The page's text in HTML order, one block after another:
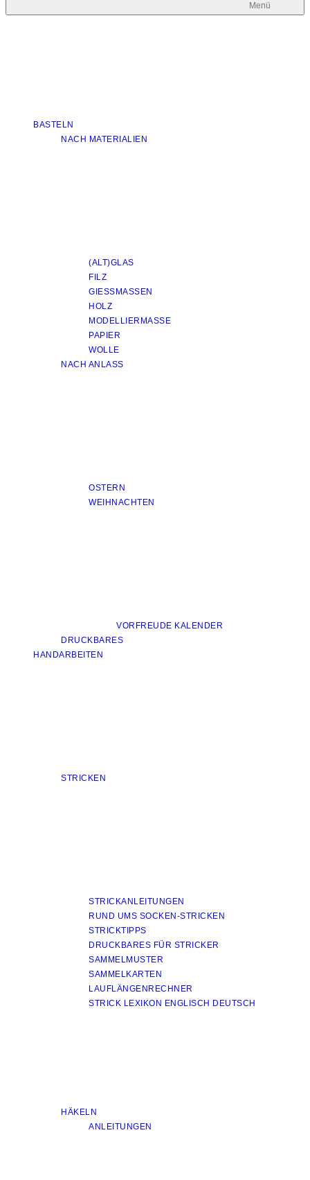
Menü
BASTELN
NACH MATERIALIEN
(ALT)GLAS
FILZ
GIESSMASSEN
HOLZ
MODELLIERMASSE
PAPIER
WOLLE
NACH ANLASS
OSTERN
WEIHNACHTEN
VORFREUDE KALENDER
DRUCKBARES
HANDARBEITEN
STRICKEN
STRICKANLEITUNGEN
RUND UMS SOCKEN-STRICKEN
STRICKTIPPS
DRUCKBARES FÜR STRICKER
SAMMELMUSTER
SAMMELKARTEN
LAUFLÄNGENRECHNER
STRICK LEXIKON ENGLISCH DEUTSCH
HÄKELN
ANLEITUNGEN